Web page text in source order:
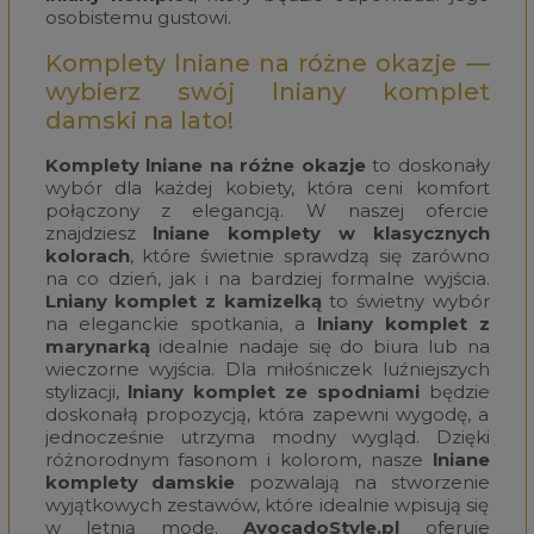
osobistemu gustowi.
Komplety lniane na różne okazje —
wybierz swój lniany komplet
damski na lato!
Komplety lniane na różne okazjeto doskonały
wybór dla każdej kobiety, która ceni komfort
połączony z elegancją. W naszej ofercie
znajdziesz lniane komplety w klasycznych
kolorach, które świetnie sprawdzą się zarówno
na co dzień, jak i na bardziej formalne wyjścia.
Lniany komplet z kamizelką to świetny wybór
na eleganckie spotkania, a lniany komplet z
marynarką idealnie nadaje się do biura lub na
wieczorne wyjścia. Dla miłośniczek luźniejszych
stylizacji, lniany komplet ze spodniamibędzie
doskonałą propozycją, która zapewni wygodę, a
jednocześnie utrzyma modny wygląd. Dzięki
różnorodnym fasonom i kolorom, nasze lniane
komplety damskie pozwalają na stworzenie
wyjątkowych zestawów, które idealnie wpisują się
w letnią modę.AvocadoStyle.pl oferuje